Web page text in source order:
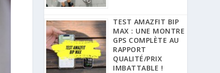
TEST AMAZFIT BIP
MAX : UNE MONTRE
GPS COMPLÈTE AU
RAPPORT
QUALITÉ/PRIX
IMBATTABLE !